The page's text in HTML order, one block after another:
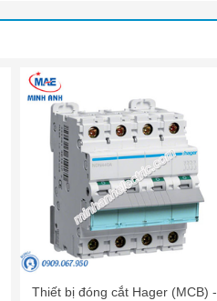
Thiết bị đóng cắt Hager (MCB) -